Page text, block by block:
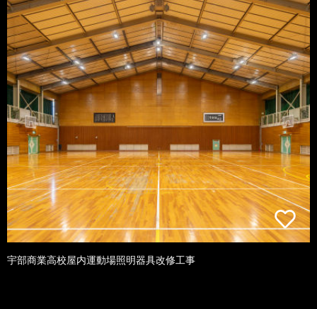
宇部商業高校屋内運動場照明器具改修工事